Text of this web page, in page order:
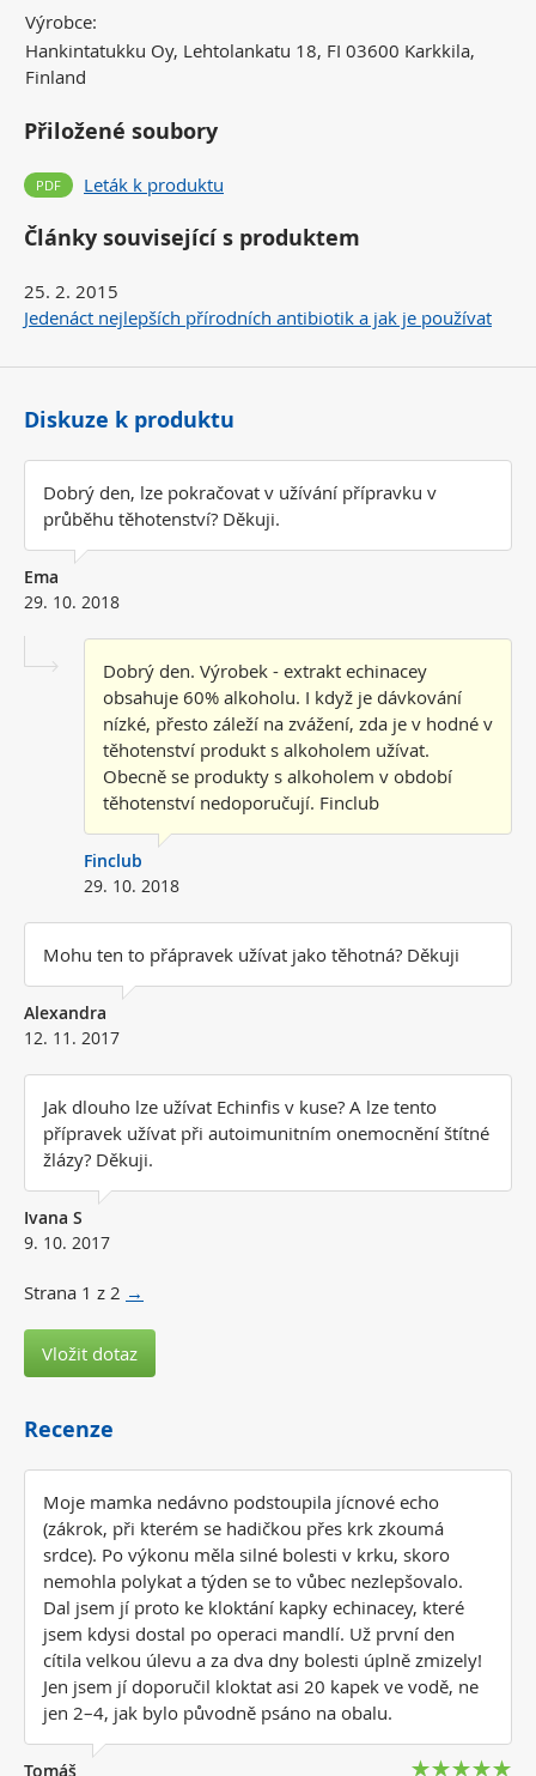
Výrobce:
Hankintatukku Oy, Lehtolankatu 18, FI 03600 Karkkila,
Finland
Přiložené soubory
Leták k produktu
Články související s produktem
25. 2. 2015
Jedenáct nejlepších přírodních antibiotik a jak je používat
Diskuze k produktu
Dobrý den, lze pokračovat v užívání přípravku v
průběhu těhotenství? Děkuji.
Ema
29. 10. 2018
Dobrý den. Výrobek - extrakt echinacey
obsahuje 60% alkoholu. I když je dávkování
nízké, přesto záleží na zvážení, zda je v hodné v
těhotenství produkt s alkoholem užívat.
Obecně se produkty s alkoholem v období
těhotenství nedoporučují. Finclub
Finclub
29. 10. 2018
Mohu ten to přápravek užívat jako těhotná? Děkuji
Alexandra
12. 11. 2017
Jak dlouho lze užívat Echinfis v kuse? A lze tento
přípravek užívat při autoimunitním onemocnění štítné
žlázy? Děkuji.
Ivana S
9. 10. 2017
Strana 1 z 2 →
Vložit dotaz
Recenze
Moje mamka nedávno podstoupila jícnové echo
(zákrok, při kterém se hadičkou přes krk zkoumá
srdce). Po výkonu měla silné bolesti v krku, skoro
nemohla polykat a týden se to vůbec nezlepšovalo.
Dal jsem jí proto ke kloktání kapky echinacey, které
jsem kdysi dostal po operaci mandlí. Už první den
cítila velkou úlevu a za dva dny bolesti úplně zmizely!
Jen jsem jí doporučil kloktat asi 20 kapek ve vodě, ne
jen 2–4, jak bylo původně psáno na obalu.
Tomáš